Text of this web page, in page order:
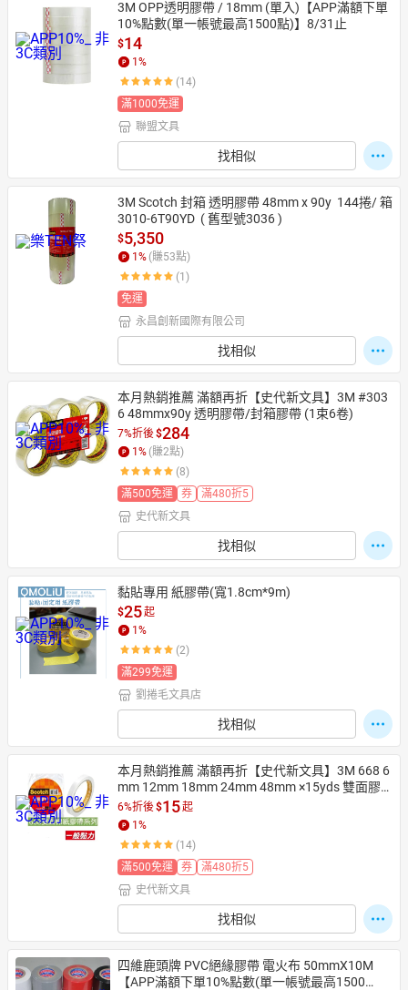
3M OPP透明膠帶 / 18mm (單入)【APP滿額下單
10%點數(單一帳號最高1500點)】8/31止
$14
1 %
(14)
滿1000免運
聯盟文具
找相似
3M Scotch 封箱 透明膠帶 48mm x 90y  144捲/ 箱
3010-6T90YD  ( 舊型號3036 )
$5,350
1 % (賺53點)
(1)
免運
永昌創新國際有限公司
找相似
本月熱銷推薦 滿額再折【史代新文具】3M #303
6 48mmx90y 透明膠帶/封箱膠帶 (1束6卷)
7%折後$284
1 % (賺2點)
(8)
滿500免運
券
滿480折5
史代新文具
找相似
黏貼專用 紙膠帶(寬1.8cm*9m)
$25起
1 %
(2)
滿299免運
劉捲毛文具店
找相似
本月熱銷推薦 滿額再折【史代新文具】3M 668 6
mm 12mm 18mm 24mm 48mm ×15yds 雙面膠
帶
6%折後$15起
1 %
(14)
滿500免運
券
滿480折5
史代新文具
找相似
四維鹿頭牌 PVC絕緣膠帶 電火布 50mmX10M
【APP滿額下單10%點數(單一帳號最高1500